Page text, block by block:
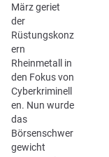
März geriet
der
Rüstungskonz
ern
Rheinmetall in
den Fokus von
Cyberkriminell
en. Nun wurde
das
Börsenschwer
gewicht